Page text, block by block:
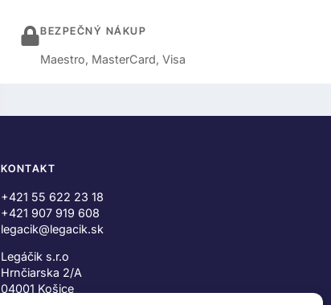
BEZPEČNÝ NÁKUP
Maestro, MasterCard, Visa
KONTAKT
+421 55 622 23 18
+421 907 919 608
legacik@legacik.sk
Legáčik s.r.o
Hrnčiarska 2/A
04001 Košice